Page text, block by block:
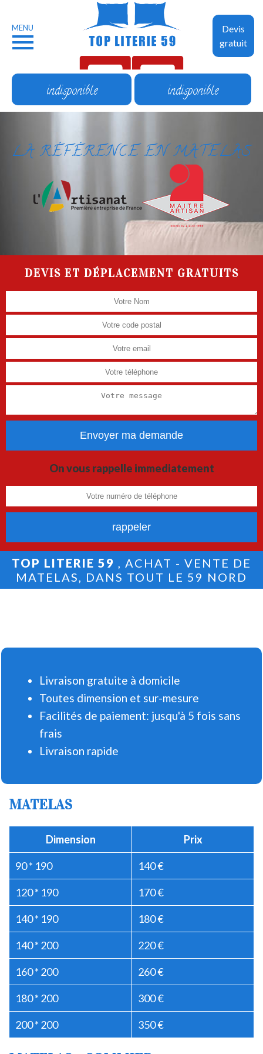
Devis
gratuit
MENU
indisponible indisponible
LA RÉFÉRENCE EN MATELAS
DEVIS ET DÉPLACEMENT GRATUITS
On vous rappelle immediatement
TOP LITERIE 59 , ACHAT - VENTE DE
MATELAS, DANS TOUT LE 59 NORD
Livraison gratuite à domicile
Toutes dimension et sur-mesure
Facilités de paiement: jusqu'à 5 fois sans
frais
Livraison rapide
MATELAS
Dimension Prix
90 * 190 140 €
120 * 190 170 €
140 * 190 180 €
140 * 200 220 €
160 * 200 260 €
180 * 200 300 €
200 * 200 350 €